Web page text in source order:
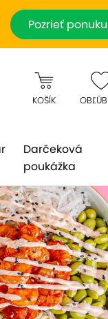
Pozrieť ponuku
KOŠÍK
Darčeková
poukážka